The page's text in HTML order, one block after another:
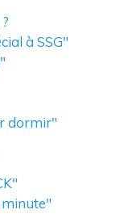
à SSG"
dormir"
minute"